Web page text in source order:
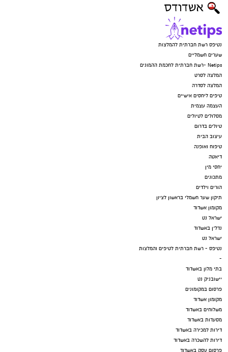
נטיפס רשת חברתית להמלצות
שערים חשמליים
Netips -רשת חברתית לחכמת ההמונים
המלצה לסרט
המלצה לסדרה
טיפים ליחסים אישיים
העצמה עצמית
מסלולים לטיולים
טיולים בדרום
עיצוב הבית
טיפוח ואופנה
דיאטה
יחסי מין
מתכונים
הורים וילדים
תיקון שער חשמלי בראשון לציון
מקומון אשדוד
ישראל נט
נדל"ן באשדוד
ישראל נט
נטיפס - רשת חברתית לטיפים והמלצות
-
בתי מלון באשדוד
יישובניק נט
פרסום במקומונים
מקומון אשדוד
משלוחים באשדוד
מסעדות באשדוד
דירות למכירה באשדוד
דירות להשכרה באשדוד
פרסום עסק באשדוד